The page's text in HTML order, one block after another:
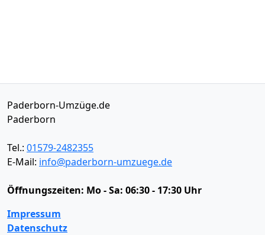
Paderborn-Umzüge.de
Paderborn
Tel.: 01579-2482355
E-Mail: info@paderborn-umzuege.de
Öffnungszeiten: Mo - Sa: 06:30 - 17:30 Uhr
Impressum
Datenschutz